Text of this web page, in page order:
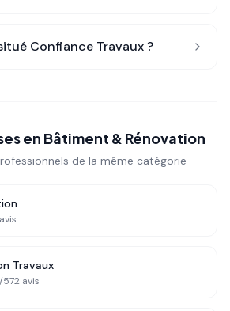
Confiance Travaux?
en Bâtiment & Rénovation
de la même catégorie
avis
Travaux
/572 avis